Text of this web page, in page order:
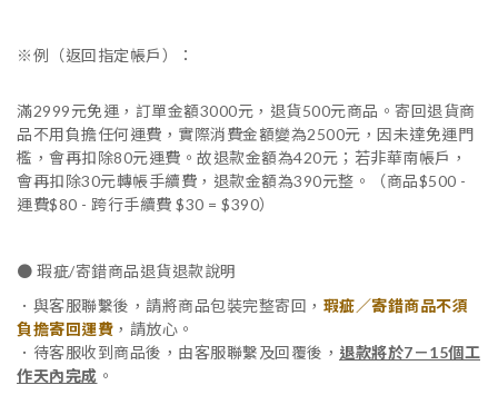
※例（返回指定帳戶）：
滿2999元免運，訂單金額3000元，退貨500元商品。寄回退貨商
品不用負擔任何運費，實際消費金額變為2500元，因未達免運門
檻，會再扣除80元運費。故退款金額為420元；若非華南帳戶，
會再扣除30元轉帳手續費，退款金額為390元整。（商品$500 -
運費$80 - 跨行手續費 $30 = $390）
● 瑕疵/寄錯商品退貨退款說明
．與客服聯繫後，請將商品包裝完整寄回， 瑕疵／寄錯商品不須
負擔寄回運費 ，請放心。
．待客服收到商品後，由客服聯繫及回覆後， 退款將於7－15個工
作天內完成 。